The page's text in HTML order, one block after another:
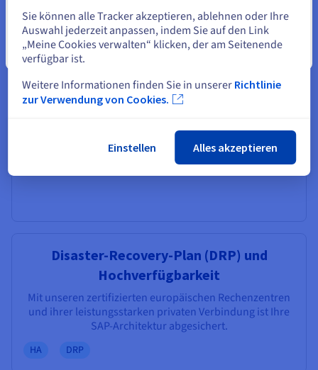
VMware Bare Metal
Migration zur Cloud – Brownfield
S/4HANA in der Cloud.
Disaster-Recovery-Plan (DRP) und
Hochverfügbarkeit
Mit unseren zertifizierten europäischen Rechenzentren
und ihrer leistungsstarken privaten Verbindung ist Ihre
SAP-Architektur abgesichert.
HA DRP
Schließen
Sie können alle Tracker akzeptieren, ablehnen oder Ihre
Auswahl jederzeit anpassen, indem Sie auf den Link
„Meine Cookies verwalten“ klicken, der am Seitenende
verfügbar ist.
Weitere Informationen finden Sie in unserer Richtlinie
zur Verwendung von Cookies.
Einstellen Alles akzeptieren